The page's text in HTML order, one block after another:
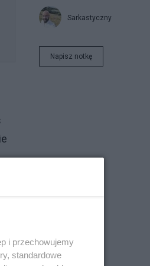
Sarkastyczny
Napisz notkę
i przechowujemy
standardowe